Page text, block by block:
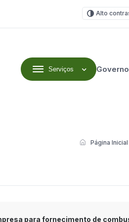
Alto
Serviços Governo
Página Inicial
para fornecimento de